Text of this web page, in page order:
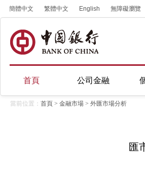
簡體中文 繁體中文 English 無障礙瀏覽
首頁 公司金融
當前位置： 首頁 > 金融市場 > 外匯市場分析
匯